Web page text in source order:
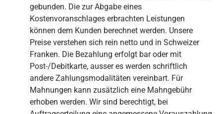
gebunden. Die zur Abgabe eines
Kostenvoranschlages erbrachten Leistungen
können dem Kunden berechnet werden. Unsere
Preise verstehen sich rein netto und in Schweizer
Franken. Die Bezahlung erfolgt bar oder mit
Post-/Debitkarte, ausser es werden schriftlich
andere Zahlungsmodalitäten vereinbart. Für
Mahnungen kann zusätzlich eine Mahngebühr
erhoben werden. Wir sind berechtigt, bei